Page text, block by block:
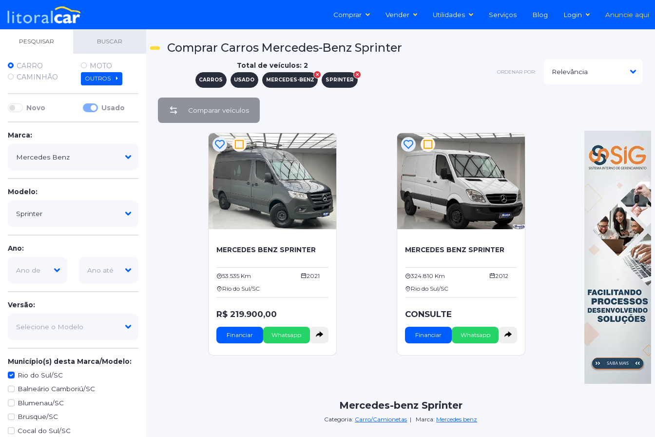
Comprar Vender Utilidades Serviços Blog Login Anuncie aqui
PESQUISAR BUSCAR
CARRO
MOTO
CAMINHÃO
OUTROS
Novo Usado
Marca:
Modelo:
Ano:
Versão:
Município(s) desta Marca/Modelo:
Rio do Sul/SC
Balneário Camboriú/SC
Blumenau/SC
Brusque/SC
Cocal do Sul/SC
Comprar Carros Mercedes-Benz Sprinter
Total de veículos: 2
CARROS USADO MERCEDES-BENZ SPRINTER
ORDENAR POR:
Comparar veículos
MERCEDES BENZ SPRINTER
53.535 Km
2021
Rio do Sul/SC
R$ 219.900,00
Financiar Whatsapp
MERCEDES BENZ SPRINTER
324.810 Km
2012
Rio do Sul/SC
CONSULTE
Financiar Whatsapp
Mercedes-benz Sprinter
Categoria: Carro/Camionetas | Marca: Mercedes benz